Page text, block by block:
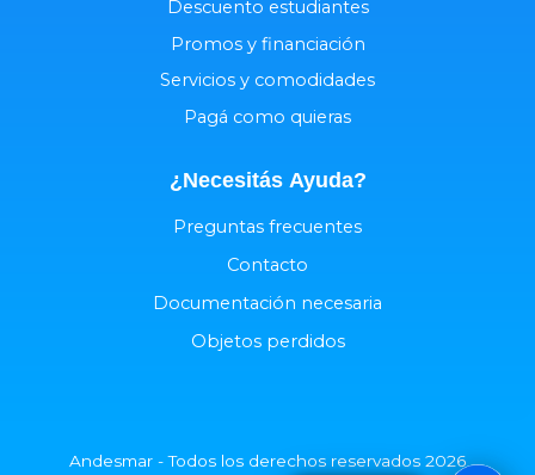
Descuento estudiantes
Promos y financiación
Servicios y comodidades
Pagá como quieras
¿Necesitás Ayuda?
Preguntas frecuentes
Contacto
Documentación necesaria
Objetos perdidos
Andesmar - Todos los derechos reservados 2026